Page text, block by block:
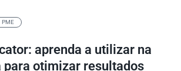
PME
aprenda a utilizar na
para otimizar resultados